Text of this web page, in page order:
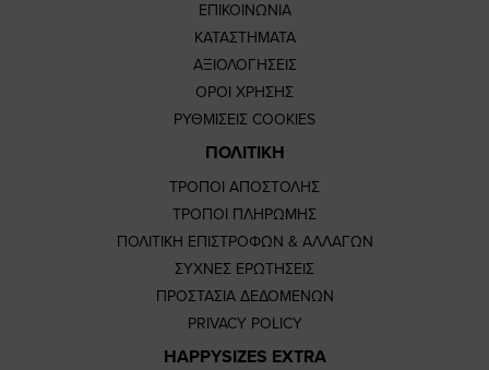
ΕΠΙΚΟΙΝΩΝΙΑ
ΚΑΤΑΣΤΗΜΑΤΑ
ΑΞΙΟΛΟΓΗΣΕΙΣ
ΟΡΟΙ ΧΡΗΣΗΣ
ΡΥΘΜΙΣΕΙΣ COOKIES
ΠΟΛΙΤΙΚΗ
ΤΡΟΠΟΙ ΑΠΟΣΤΟΛΗΣ
ΤΡΟΠΟΙ ΠΛΗΡΩΜΗΣ
ΠΟΛΙΤΙΚΗ ΕΠΙΣΤΡΟΦΩΝ & ΑΛΛΑΓΩΝ
ΣΥΧΝΕΣ ΕΡΩΤΗΣΕΙΣ
ΠΡΟΣΤΑΣΙΑ ΔΕΔΟΜΕΝΩΝ
PRIVACY POLICY
HAPPYSIZES EXTRA